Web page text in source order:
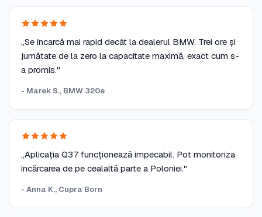
„Se încarcă mai rapid decât la dealerul BMW. Trei ore și
jumătate de la zero la capacitate maximă, exact cum s-
a promis."
- Marek S., BMW 320e
„Aplicația Q37 funcționează impecabil. Pot monitoriza
încărcarea de pe cealaltă parte a Poloniei."
- Anna K., Cupra Born